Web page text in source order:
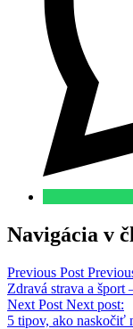
Navigácia v
Previous Post
Zdravá strava a
Next Post Next post:
5 tipov, ako naskočiť